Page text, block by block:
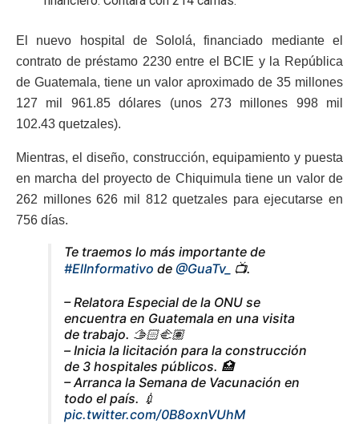
El nuevo hospital de Sololá, financiado mediante el
contrato de préstamo 2230 entre el BCIE y la República
de Guatemala, tiene un valor aproximado de 35 millones
127 mil 961.85 dólares (unos 273 millones 998 mil
102.43 quetzales).
Mientras, el diseño, construcción, equipamiento y puesta
en marcha del proyecto de Chiquimula tiene un valor de
262 millones 626 mil 812 quetzales para ejecutarse en
756 días.
Te traemos lo más importante de
#ElInformativo de @GuaTv_ 📺.
– Relatora Especial de la ONU se
encuentra en Guatemala en una visita
de trabajo. 🫱🏻‍🫲🏽
– ⁠Inicia la licitación para la construcción
de 3 hospitales públicos. 🏥
– ⁠Arranca la Semana de Vacunación en
todo el país. 💉
pic.twitter.com/0B8oxnVUhM